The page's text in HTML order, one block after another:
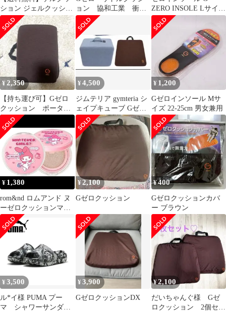
ション ジェルクッショ
ン 接触冷感 ハニカム構
造 無重力クッション 卵
割れないクッション 座
布団 高通気性 カバー付
き 滑り止め コー
ド:32730
ョン 協和工業 衝撃
吸収性 耐水 撥水
取付け簡単
ZERO INSOLE Lサイズ
25-28cm
¥2,350
【持ち運び可】Gゼロ
クッション ポータブ
ル
¥4,500
ジムテリア gymteria シ
ェイプキューブ Gゼロ
クッション 2点セット
¥ 1,200
Gゼロインソール Mサ
イズ 22-25cm 男女兼用
¥ 1,380
rom&nd ロムアンド ヌ
ーゼロクッションマイ
メロ02ピュア21
¥2,100
Gゼロクッション
¥400
Gゼロクッションカバ
ー ブラウン
¥ 3,500
ル*イ様 PUMA プー
マ シャワーサンダル
¥3,900
GゼロクッションDX
¥2,100
だいちゃんぐ様 Gゼ
ロクッション 2個セッ